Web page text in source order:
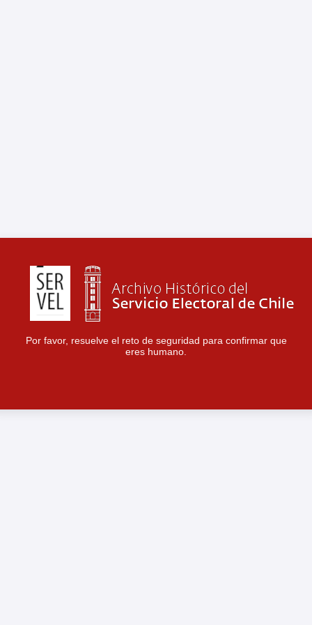
Por favor, resuelve el reto de seguridad para confirmar que
eres humano.